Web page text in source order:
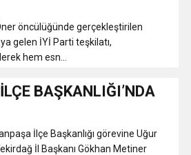
MÜCADELE GÜNÜDÜR”
ATANDI
öncülüğünde gerçekleştirilen
gelen İYİ Parti teşkilatı,
hem esn...
BAŞKANLIĞI’NDA
İlçe Başkanlığı görevine Uğur
İl Başkanı Gökhan Metiner